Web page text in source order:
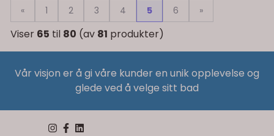
« 1 2 3 4 5 6 »
Viser 65 til 80 (av 81 produkter)
Vår visjon er å gi våre kunder en unik opplevelse og
glede ved å velge sitt bad